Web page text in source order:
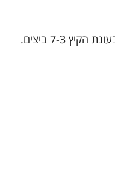
7-3 ביצים.